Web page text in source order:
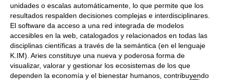
unidades o escalas automáticamente, lo que permite que los
resultados respalden decisiones complejas e interdisciplinares.
El software da acceso a una red integrada de modelos
accesibles en la web, catalogados y relacionados en todas las
disciplinas científicas a través de la semántica (en el lenguaje
K.IM). Aries constituye una nueva y poderosa forma de
visualizar, valorar y gestionar los ecosistemas de los que
dependen la economía y el bienestar humanos, contribuyendo